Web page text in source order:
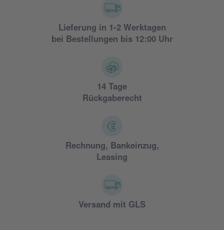
Lieferung in 1-2 Werktagen
bei Bestellungen bis 12:00 Uhr
14 Tage
Rückgaberecht
Rechnung, Bankeinzug,
Leasing
Versand mit GLS